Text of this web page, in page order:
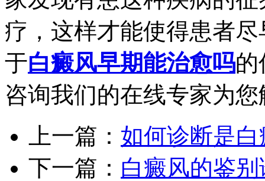
疗，这样才能使得患者
于白癜风早期能治愈吗的
咨询我们的在线专家为
上一篇： 如何诊断是
下一篇： 白癜风的鉴